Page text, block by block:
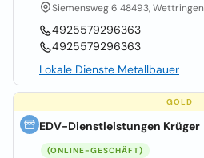
Siemensweg 6 48493, Wettringen
4925579296363
4925579296363
Lokale Dienste Metallbauer
GOLD
EDV-Dienstleistungen Krüger
(ONLINE-GESCHÄFT)